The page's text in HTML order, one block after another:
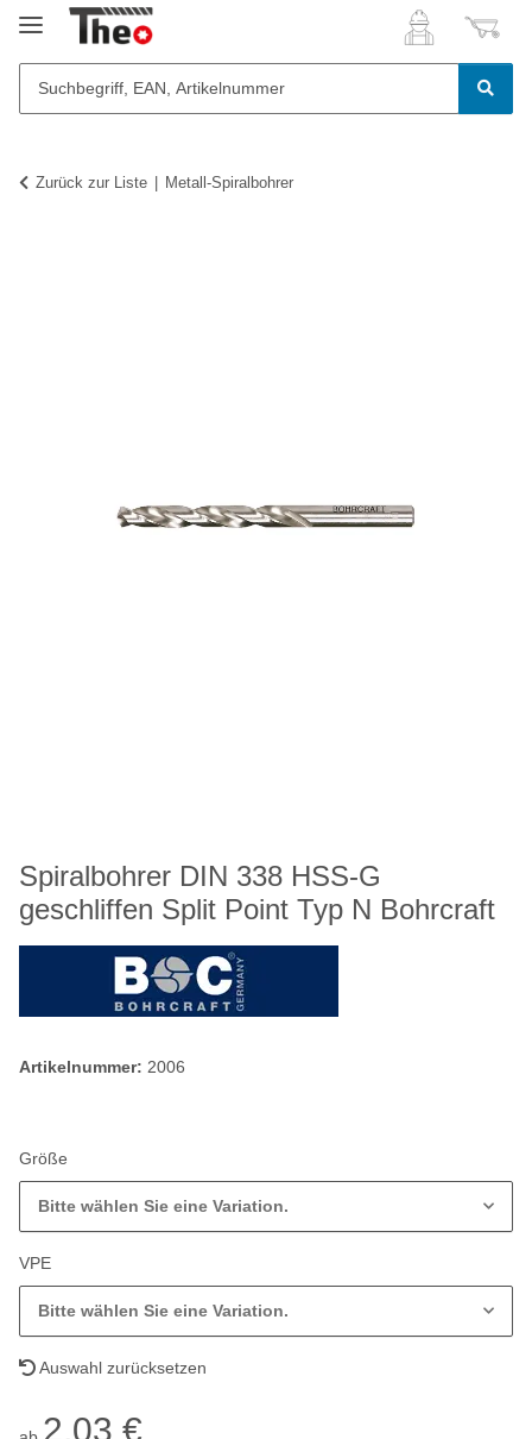
Zurück zur Liste Metall-Spiralbohrer
Spiralbohrer DIN 338 HSS-G
geschliffen Split Point Typ N Bohrcraft
Artikelnummer: 2006
Größe
Bitte wählen Sie eine Variation.
VPE
Bitte wählen Sie eine Variation.
Auswahl zurücksetzen
2,03 €